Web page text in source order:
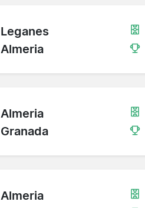
Leganes
Almeria
Almeria
Granada
Almeria